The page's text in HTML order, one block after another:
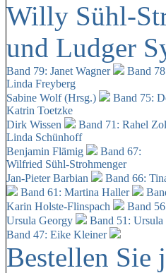
Willy Sühl-
und Ludger
Band 79: Janet Wagner Band
Linda Freyberg
Sabine Wolf (Hrsg.)
Band 75:
Katrin Toetzke
Dirk Wissen
Band 71: Rahel
Linda Schünhoff
Benjamin Flämig
Band 67:
Wilfried Sühl-Strohmenger
Jan-Pieter Barbian
Band 66:
Band 61: Martina Haller
Karin Holste-Flinspach
Band
Ursula Georgy
Band 51: Ursula
Band 47: Eike Kleiner
Bestellen Sie